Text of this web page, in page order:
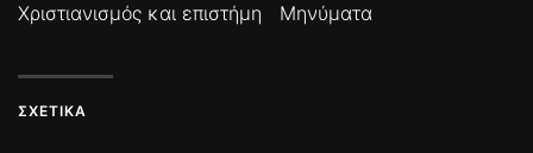
Χριστιανισμός και επιστήμη
Μηνύματα
ΣΧΕΤΙΚΆ